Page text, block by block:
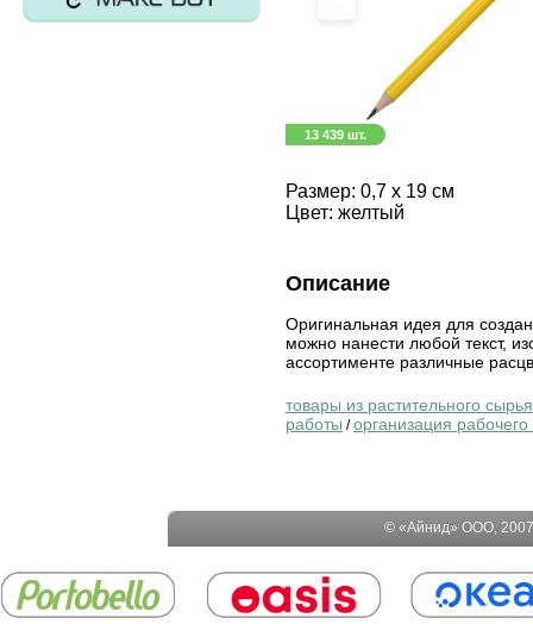
13 439 шт.
Размер: 0,7 х 19 см
Цвет: желтый
Описание
Оригинальная идея для
можно нанести любой текст,
ассортименте различные
товары из растительного сырья
работы /организация
© «Айнид» ООО,